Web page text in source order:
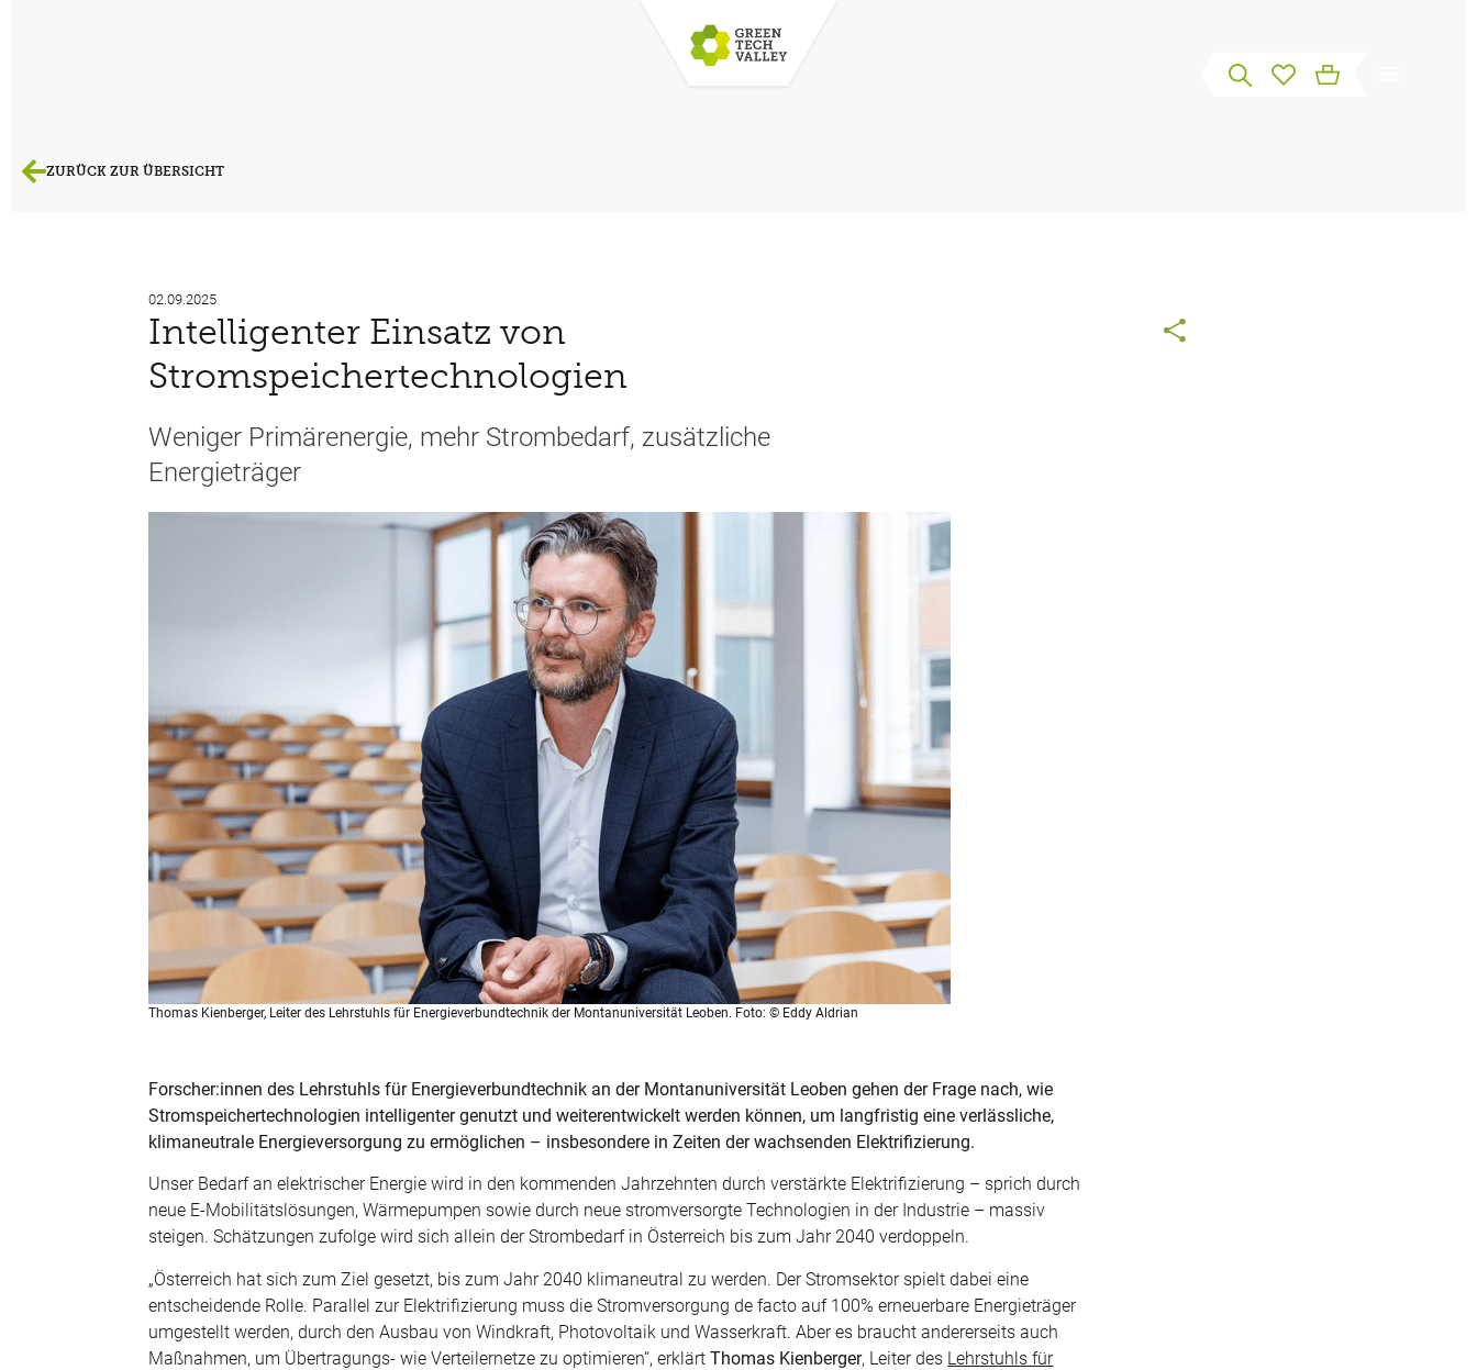
ZURÜCK ZUR ÜBERSICHT
02.09.2025
Intelligenter Einsatz von
Stromspeichertechnologien
Weniger Primärenergie, mehr Strombedarf, zusätzliche
Energieträger
Thomas Kienberger, Leiter des Lehrstuhls für Energieverbundtechnik der Montanuniversität Leoben. Foto: © Eddy Aldrian
Forscher:innen des Lehrstuhls für Energieverbundtechnik an der Montanuniversität Leoben gehen der Frage nach, wie
Stromspeichertechnologien intelligenter genutzt und weiterentwickelt werden können, um langfristig eine verlässliche,
klimaneutrale Energieversorgung zu ermöglichen – insbesondere in Zeiten der wachsenden Elektrifizierung.
Unser Bedarf an elektrischer Energie wird in den kommenden Jahrzehnten durch verstärkte Elektrifizierung – sprich durch
neue E-Mobilitätslösungen, Wärmepumpen sowie durch neue stromversorgte Technologien in der Industrie – massiv
steigen. Schätzungen zufolge wird sich allein der Strombedarf in Österreich bis zum Jahr 2040 verdoppeln.
„Österreich hat sich zum Ziel gesetzt, bis zum Jahr 2040 klimaneutral zu werden. Der Stromsektor spielt dabei eine
entscheidende Rolle. Parallel zur Elektrifizierung muss die Stromversorgung de facto auf 100% erneuerbare Energieträger
umgestellt werden, durch den Ausbau von Windkraft, Photovoltaik und Wasserkraft. Aber es braucht andererseits auch
Maßnahmen, um Übertragungs- wie Verteilernetze zu optimieren“, erklärtThomas Kienberger, Leiter des Lehrstuhls für